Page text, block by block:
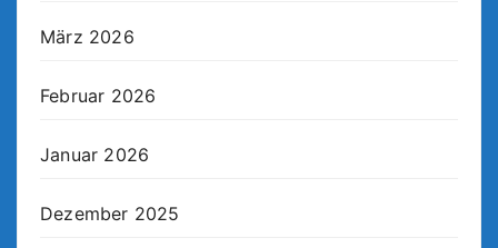
März 2026
Februar 2026
Januar 2026
Dezember 2025